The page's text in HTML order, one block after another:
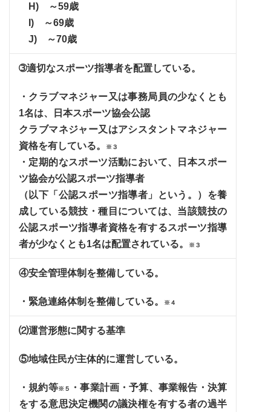
H) ～59歳
I) ～69歳
J) ～70歳
➂適切なスポーツ指導者を配置している。
・クラブマネジャー又は事務局員の少なくとも
1名は、日本スポーツ協会公認
クラブマネジャー又はアシスタントマネジャー
資格を有している。
※３
・定期的なスポーツ活動において、日本スポー
ツ協会が公認スポーツ指導者
（以下「公認スポーツ指導者」という。）を養
成している競技・種目については、当該競技の
公認スポーツ指導者資格を有するスポーツ指導
者が少なくとも1名は配置されている。
※３
④安全管理体制を整備している。
・緊急連絡体制を整備している。 ※４
⑵運営形態に関する基準
⑤地域住民が主体的に運営している。
・規約等※５
・事業計画・予算、事業報告・決算
をする意思決定機関の議決権を有する者の過半